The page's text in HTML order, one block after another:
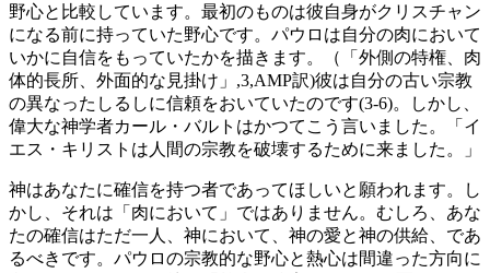
野心と比較しています。最初のものは彼自身がクリスチャン
になる前に持っていた野心です。パウロは自分の肉において
いかに自信をもっていたかを描きます。（「外側の特権、肉
体的長所、外面的な見掛け」,3,AMP訳)彼は自分の古い宗教
の異なったしるしに信頼をおいていたのです(3-6)。しかし、
偉大な神学者カール・バルトはかつてこう言いました。「イ
エス・キリストは人間の宗教を破壊するために来ました。」
神はあなたに確信を持つ者であってほしいと願われます。し
かし、それは「肉において」ではありません。むしろ、あな
たの確信はただ一人、神において、神の愛と神の供給、であ
るべきです。パウロの宗教的な野心と熱心は間違った方向に